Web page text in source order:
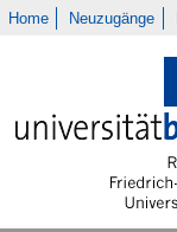
Home Neuzugänge